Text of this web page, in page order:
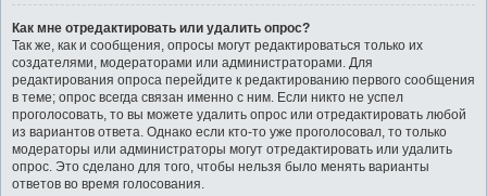
Как мне отредактировать или удалить опрос?
Так же, как и сообщения, опросы могут редактироваться только их
создателями, модераторами или администраторами. Для
редактирования опроса перейдите к редактированию первого сообщения
в теме; опрос всегда связан именно с ним. Если никто не успел
проголосовать, то вы можете удалить опрос или отредактировать любой
из вариантов ответа. Однако если кто-то уже проголосовал, то только
модераторы или администраторы могут отредактировать или удалить
опрос. Это сделано для того, чтобы нельзя было менять варианты
ответов во время голосования.